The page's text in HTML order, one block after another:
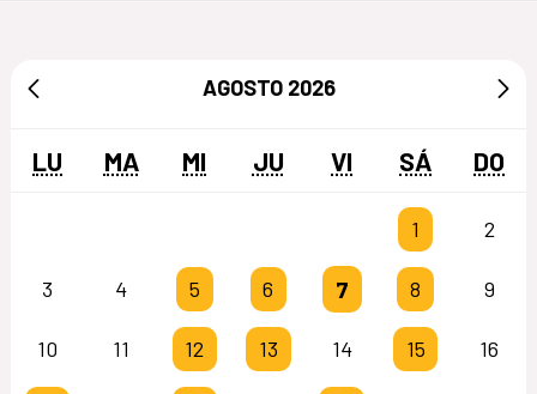
AGOSTO 2026
LU MA MI JU VI SÁ DO
1 2
3 4 5 6 7 8 9
10 11 12 13 14 15 16